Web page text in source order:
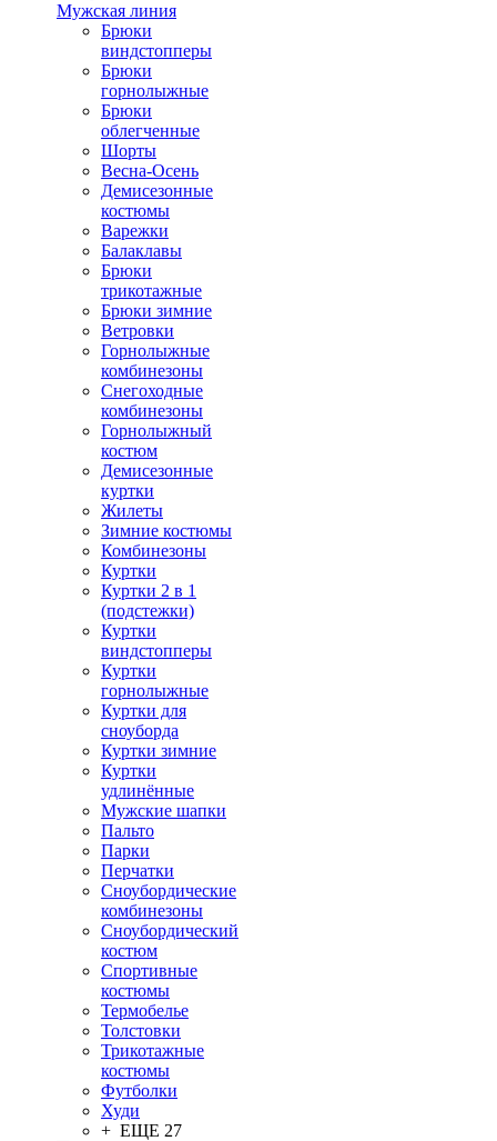
Мужская линия
Брюки
виндстопперы
Брюки
горнолыжные
Брюки
облегченные
Шорты
Весна-Осень
Демисезонные
костюмы
Варежки
Балаклавы
Брюки
трикотажные
Брюки зимние
Ветровки
Горнолыжные
комбинезоны
Снегоходные
комбинезоны
Горнолыжный
костюм
Демисезонные
куртки
Жилеты
Зимние костюмы
Комбинезоны
Куртки
Куртки 2 в 1
(подстежки)
Куртки
виндстопперы
Куртки
горнолыжные
Куртки для
сноуборда
Куртки зимние
Куртки
удлинённые
Мужские шапки
Пальто
Парки
Перчатки
Сноубордические
комбинезоны
Сноубордический
костюм
Спортивные
костюмы
Термобелье
Толстовки
Трикотажные
костюмы
Футболки
Худи
+ ЕЩЕ 27